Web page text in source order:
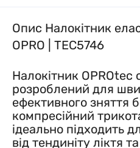
Опис Налокітник
OPRO | TEC5746
Налокітник OPROtec
розроблений для
ефективного зняття
компресійний
ідеально підходить
від тендиніту ліктя